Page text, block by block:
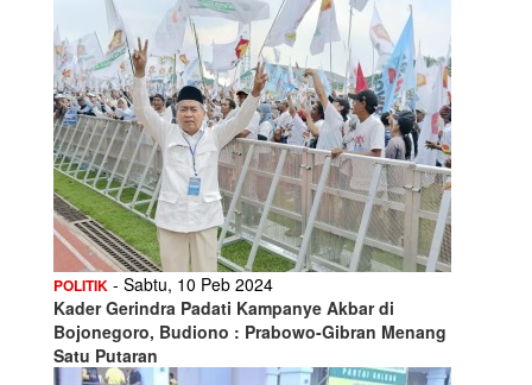
POLITIK - Sabtu, 10 Peb 2024
Kader Gerindra Padati Kampanye Akbar di
Bojonegoro, Budiono : Prabowo-Gibran Menang
Satu Putaran